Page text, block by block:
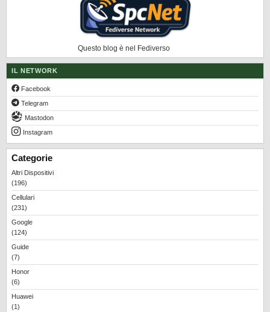
Questo blog è nel Fediverso
IL NETWORK
Facebook
Telegram
Mastodon
Instagram
Categorie
Altri Dispositivi
(196)
Cellulari
(231)
Google
(124)
Guide
(7)
Honor
(6)
Huawei
(1)